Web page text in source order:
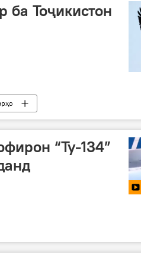
ба Тоҷикистон
“Ту-134”